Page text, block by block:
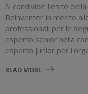
Si condivide l'esito
Reinventer in merito
professionali per le
esperto senior nella
esperto junior per
READ MORE